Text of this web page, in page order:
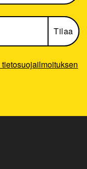
tietosuojailmoituksen